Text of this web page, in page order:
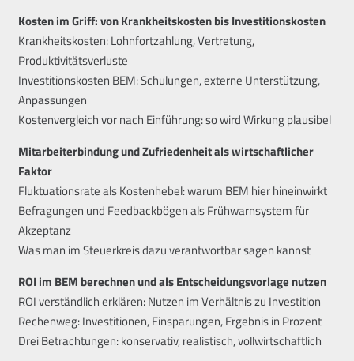
Kosten im Griff: von Krankheitskosten bis Investitionskosten
Krankheitskosten: Lohnfortzahlung, Vertretung,
Produktivitätsverluste
Investitionskosten BEM: Schulungen, externe Unterstützung,
Anpassungen
Kostenvergleich vor nach Einführung: so wird Wirkung plausibel
Mitarbeiterbindung und Zufriedenheit als wirtschaftlicher
Faktor
Fluktuationsrate als Kostenhebel: warum BEM hier hineinwirkt
Befragungen und Feedbackbögen als Frühwarnsystem für
Akzeptanz
Was man im Steuerkreis dazu verantwortbar sagen kannst
ROI im BEM berechnen und als Entscheidungsvorlage nutzen
ROI verständlich erklären: Nutzen im Verhältnis zu Investition
Rechenweg: Investitionen, Einsparungen, Ergebnis in Prozent
Drei Betrachtungen: konservativ, realistisch, vollwirtschaftlich